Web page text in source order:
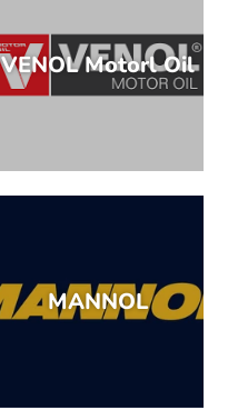
VENOL Motorl Oil
MANNOL